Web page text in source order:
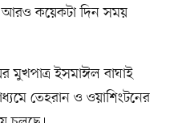
আরও কয়েকটা দিন সময়
মুখপাত্র ইসমাঈল বাঘাই
তেহরান ও ওয়াশিংটনের